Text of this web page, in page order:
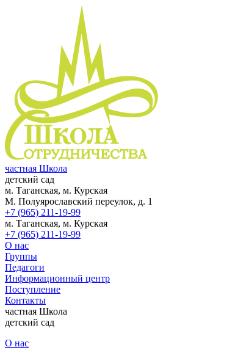
частная Школа
детский сад
м. Таганская, м. Курская
М. Полуярославский переулок, д. 1
+7 (965) 211-19-99
м. Таганская, м. Курская
+7 (965) 211-19-99
О нас
Группы
Педагоги
Информационный центр
Поступление
Контакты
частная Школа
детский сад
О нас